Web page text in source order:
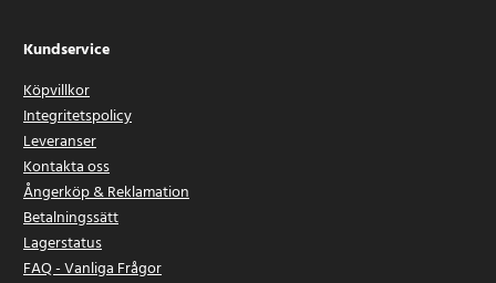
Kundservice
Köpvillkor
Integritetspolicy
Leveranser
Kontakta oss
Ångerköp & Reklamation
Betalningssätt
Lagerstatus
FAQ - Vanliga Frågor